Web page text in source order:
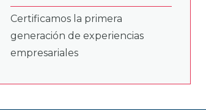
Certificamos la primera
generación de experiencias
empresariales